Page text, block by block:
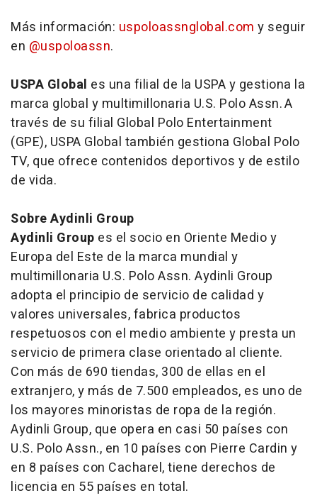
Más información: uspoloassnglobal.com y seguir
en @uspoloassn.
USPA Global es una filial de la USPA y gestiona la
marca global y multimillonaria U.S. Polo Assn. A
través de su filial Global Polo Entertainment
(GPE), USPA Global también gestiona Global Polo
TV, que ofrece contenidos deportivos y de estilo
de vida.
Sobre Aydinli Group
Aydinli Group es el socio en Oriente Medio y
Europa del Este de la marca mundial y
multimillonaria U.S. Polo Assn. Aydinli Group
adopta el principio de servicio de calidad y
valores universales, fabrica productos
respetuosos con el medio ambiente y presta un
servicio de primera clase orientado al cliente.
Con más de 690 tiendas, 300 de ellas en el
extranjero, y más de 7.500 empleados, es uno de
los mayores minoristas de ropa de la región.
Aydinli Group, que opera en casi 50 países con
U.S. Polo Assn., en 10 países con Pierre Cardin y
en 8 países con Cacharel, tiene derechos de
licencia en 55 países en total.